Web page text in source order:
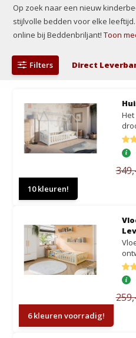
Op zoek naar een nieuw
stijlvolle bedden voor elke
online bij Beddenbriljant!Toon
Filters Direct
10 kleuren!
6 kleuren voorradig!